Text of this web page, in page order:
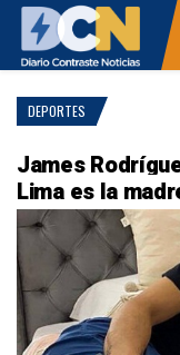
DEPORTES
James
Lima es la